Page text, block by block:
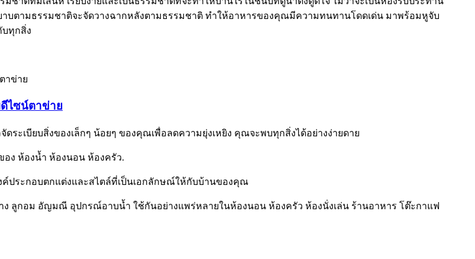
าบตามธรรมชาติจะจัดวางฉากหลังตามธรรมชาติ ทำให้อาหารของคุณมีความทนทานโดดเด่น มาพร้อมหูจับ
บทุกสิ่ง
ดีไซน์ตาข่าย
ระเบียบสิ่งของเล็กๆ น้อยๆ ของคุณเพื่อลดความยุ่งเหยิง คุณจะพบทุกสิ่งได้อย่างง่ายดาย
อง ห้องน้ำ ห้องนอน ห้องครัว.
ค์ประกอบตกแต่งและสไตล์ที่เป็นเอกลักษณ์ให้กับบ้านของคุณ
ง ลูกอม อัญมณี อุปกรณ์อาบน้ำ ใช้กันอย่างแพร่หลายในห้องนอน ห้องครัว ห้องนั่งเล่น ร้านอาหาร โต๊ะกาแฟ